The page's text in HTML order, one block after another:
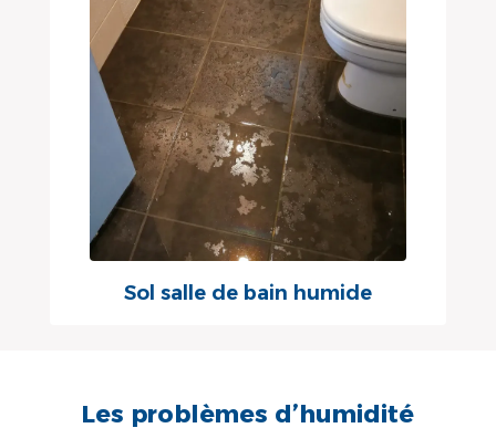
Sol salle de bain humide
Les problèmes d’humidité